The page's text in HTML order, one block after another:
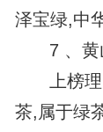
泽宝绿,中
7 、
上榜
茶,属于绿